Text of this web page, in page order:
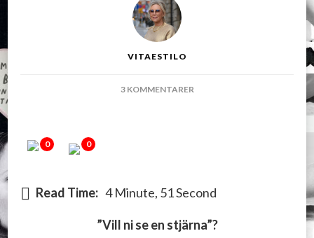
VITAESTILO
3 KOMMENTARERTILL
0 0
Read Time: 4 Minute, 51 Second
”Vill ni se en stjärna”?